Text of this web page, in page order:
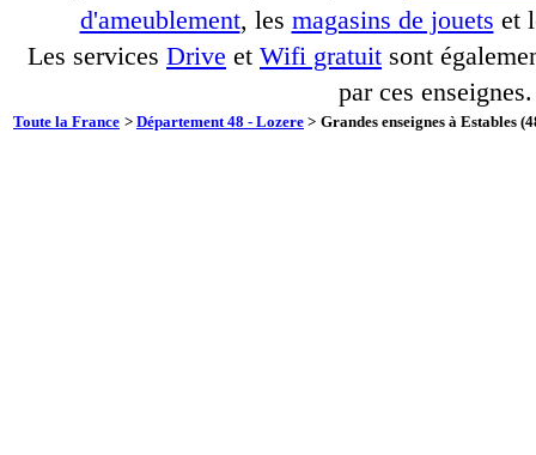
d'ameublement, les magasins de jouets et
Les services Drive et Wifi gratuit sont
par ces enseignes.
Toute la France > Département 48 - Lozere > Grandes enseignes à Estables